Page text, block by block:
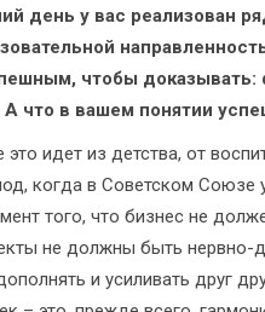
день у вас реализован
чтобы
что в вашем понятии
идет из детства, от
когда в Советском
того, что бизнес не
не должны быть нервно-
и усиливать друг